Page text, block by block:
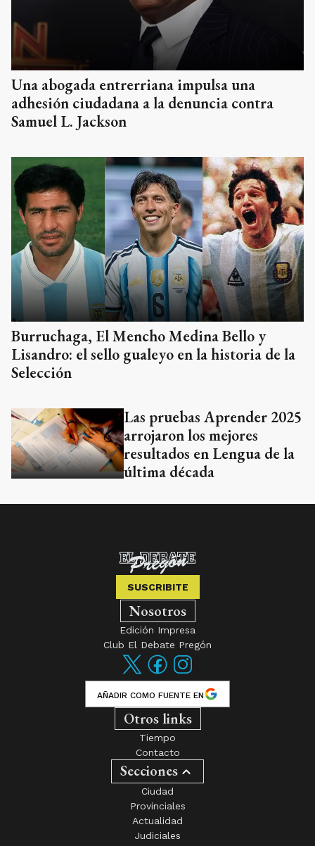
Una abogada entrerriana impulsa una
adhesión ciudadana a la denuncia contra
Samuel L. Jackson
Burruchaga, El Mencho Medina Bello y
Lisandro: el sello gualeyo en la historia de la
Selección
Las pruebas Aprender 2025
arrojaron los mejores
resultados en Lengua de la
última década
SUSCRIBITE
Nosotros
Edición Impresa
Club El Debate Pregón
AÑADIR COMO FUENTE EN
Otros links
Tiempo
Contacto
Secciones
Ciudad
Provinciales
Actualidad
Judiciales